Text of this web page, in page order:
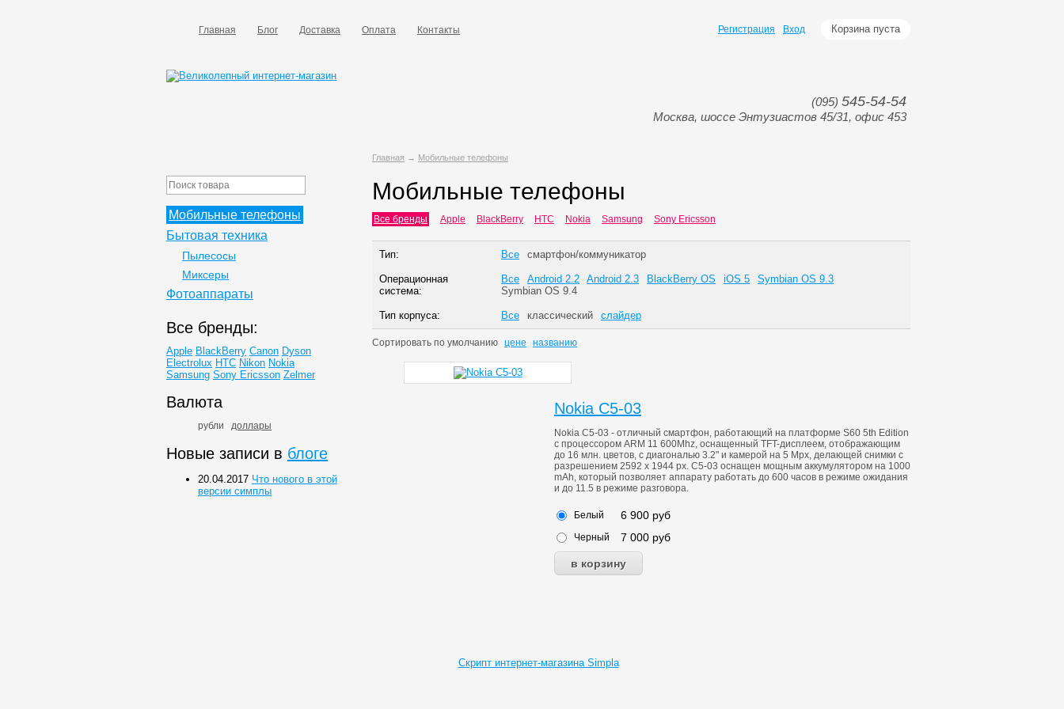
Главная Блог Доставка Оплата Контакты Корзина пуста
Регистрация Вход
(095) 545-54-54
Москва, шоссе Энтузиастов 45/31, офис 453
Главная → Мобильные телефоны
Мобильные телефоны
Все бренды Apple BlackBerry HTC Nokia Samsung Sony Ericsson
Тип: Все смартфон/коммуникатор
Операционная
система:
Все Android 2.2 Android 2.3 BlackBerry OS iOS 5
Symbian OS 9.3
Symbian OS 9.4
Тип корпуса: Все классический слайдер
Сортировать по умолчанию цене названию
Nokia C5-03
Nokia C5-03 - отличный смартфон, работающий на платформе S60 5th Edition
с процессором ARM 11 600Mhz, оснащенный TFT-дисплеем, отображающим
до 16 млн. цветов, с диагональю 3.2" и камерой на 5 Mpx, делающей снимки с
разрешением 2592 x 1944 px. C5-03 оснащен мощным аккумулятором на 1000
mAh, который позволяет аппарату работать до 600 часов в режиме ожидания
и до 11.5 в режиме разговора.
Белый 6 900 руб
Черный 7 000 руб
Мобильные телефоны
Бытовая техника
Пылесосы
Миксеры
Фотоаппараты
Все бренды:
Apple BlackBerry Canon Dyson
Electrolux HTC Nikon Nokia
Samsung Sony Ericsson Zelmer
Валюта
рубли доллары
Новые записи в блоге
20.04.2017 Что нового в этой
версии симплы
Скрипт интернет-магазина Simpla